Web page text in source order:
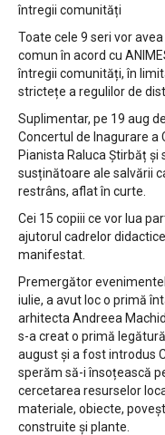
întregii comunități
Toate cele 9 seri vor
comun în acord cu
întregii comunități, în
strictețe a regulilor de
Suplimentar, pe 19 aug
Concertul de Inagurare a
Pianista Raluca Știrbăț și
susținătoare ale salvării
restrâns, aflat în curte.
Cei 15 copiii ce vor lua
ajutorul cadrelor
manifestat.
Premergător
iulie, a avut loc o primă
arhitecta Andreea
s-a creat o primă
august și a fost introdus
sperăm să-i însoțească
cercetarea resurselor
materiale, obiecte,
construite și plante.